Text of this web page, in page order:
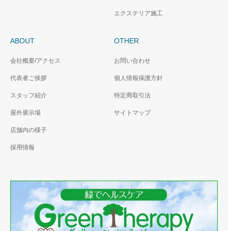
エクステリア施工
ABOUT
会社概要/アクセス
代表者ご挨拶
スタッフ紹介
屋外展示場
店舗内の様子
採用情報
OTHER
お問い合わせ
個人情報保護方針
特定商取引法
サイトマップ